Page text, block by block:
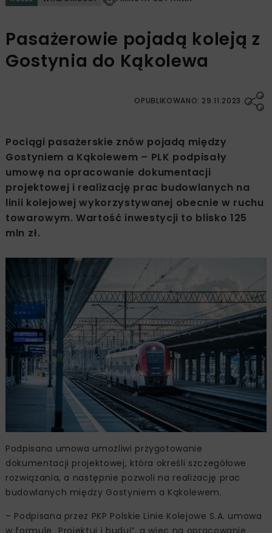
Pasażerowie pojadą koleją z
Gostynia do Kąkolewa
OPUBLIKOWANO: 29.11.2023
Pociągi pasażerskie znów pojadą między
Gostyniem a Kąkolewem – PLK podpisały
umowę na opracowanie dokumentacji
projektowej i realizację prac budowlanych na
linii kolejowej wykorzystywanej obecnie w ruchu
towarowym. Wartość inwestycji to blisko 125
mln zł.
Podpisana umowa umożliwi przygotowanie
dokumentacji projektowej, która określi szczegółowe
rozwiązania, a następnie pozwoli na realizację prac
budowlanych między Gostyniem a Kąkolewem.
– Podpisana przez PKP Polskie Linie Kolejowe S.A. umowa
w formule „Projektuj i buduj”, a więc na opracowanie